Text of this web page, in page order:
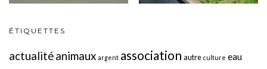
ÉTIQUETTES
actualitéanimaux argent association autre culture eau